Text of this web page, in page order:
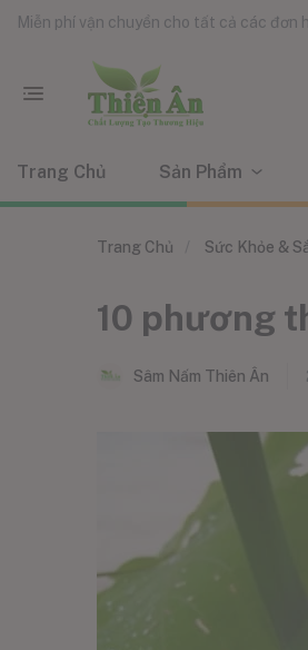
Miễn phí vận chuyển cho tất cả các đơn
Trang Chủ Sản Phẩm
Trang Chủ Sức Khỏe &
10 phương
Sâm Nấm Thiên Ân